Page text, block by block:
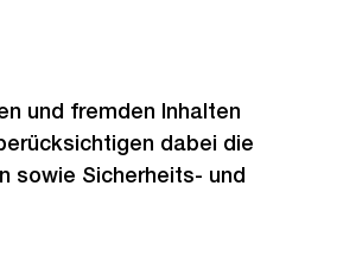
und fremden Inhalten
dabei die
sowie Sicherheits- und